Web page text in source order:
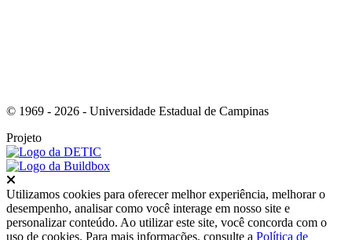
© 1969 - 2026 - Universidade Estadual de Campinas
Projeto
Utilizamos cookies para oferecer melhor experiência, melhorar o
desempenho, analisar como você interage em nosso site e
personalizar conteúdo. Ao utilizar este site, você concorda com o
uso de cookies. Para mais informações, consulte a Política de